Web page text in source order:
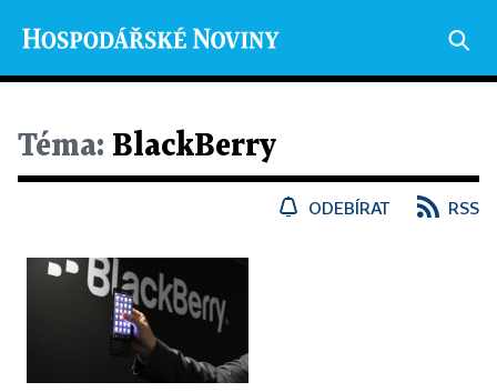
Téma: BlackBerry
ODEBÍRAT RSS